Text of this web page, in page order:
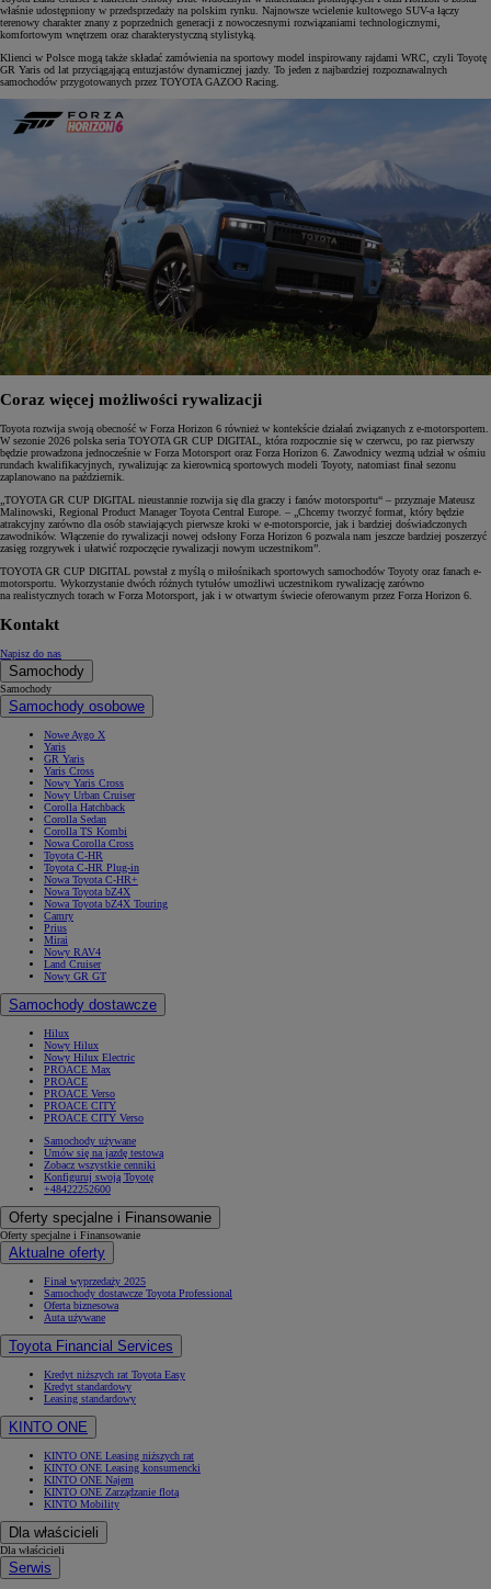
właśnie udostępniony w przedsprzedaży na polskim rynku. Najnowsze wcielenie kultowego SUV-a łączy
terenowy charakter znany z poprzednich generacji z nowoczesnymi rozwiązaniami technologicznymi,
komfortowym wnętrzem oraz charakterystyczną stylistyką.
Klienci w Polsce mogą także składać zamówienia na sportowy model inspirowany rajdami WRC, czyli Toyotę
GR Yaris od lat przyciągającą entuzjastów dynamicznej jazdy. To jeden z najbardziej rozpoznawalnych
samochodów przygotowanych przez TOYOTA GAZOO Racing.
Coraz więcej możliwości rywalizacji
Toyota rozwija swoją obecność w Forza Horizon 6 również w kontekście działań związanych z e-motorsportem.
W sezonie 2026 polska seria TOYOTA GR CUP DIGITAL, która rozpocznie się w czerwcu, po raz pierwszy
będzie prowadzona jednocześnie w Forza Motorsport oraz Forza Horizon 6. Zawodnicy wezmą udział w ośmiu
rundach kwalifikacyjnych, rywalizując za kierownicą sportowych modeli Toyoty, natomiast finał sezonu
zaplanowano na październik.
„TOYOTA GR CUP DIGITAL nieustannie rozwija się dla graczy i fanów motorsportu“ – przyznaje Mateusz
Malinowski, Regional Product Manager Toyota Central Europe. – „Chcemy tworzyć format, który będzie
atrakcyjny zarówno dla osób stawiających pierwsze kroki w e-motorsporcie, jak i bardziej doświadczonych
zawodników. Włączenie do rywalizacji nowej odsłony Forza Horizon 6 pozwala nam jeszcze bardziej poszerzyć
zasięg rozgrywek i ułatwić rozpoczęcie rywalizacji nowym uczestnikom”.
TOYOTA GR CUP DIGITAL powstał z myślą o miłośnikach sportowych samochodów Toyoty oraz fanach e-
motorsportu. Wykorzystanie dwóch różnych tytułów umożliwi uczestnikom rywalizację zarówno
na realistycznych torach w Forza Motorsport, jak i w otwartym świecie oferowanym przez Forza Horizon 6.
Kontakt
Napisz do nas
Samochody
Samochody
Samochody osobowe
Nowe Aygo X
Yaris
GR Yaris
Yaris Cross
Nowy Yaris Cross
Nowy Urban Cruiser
Corolla Hatchback
Corolla Sedan
Corolla TS Kombi
Nowa Corolla Cross
Toyota C-HR
Toyota C-HR Plug-in
Nowa Toyota C-HR+
Nowa Toyota bZ4X
Nowa Toyota bZ4X Touring
Camry
Prius
Mirai
Nowy RAV4
Land Cruiser
Nowy GR GT
Samochody dostawcze
Hilux
Nowy Hilux
Nowy Hilux Electric
PROACE Max
PROACE
PROACE Verso
PROACE CITY
PROACE CITY Verso
Samochody używane
Umów się na jazdę testową
Zobacz wszystkie cenniki
Konfiguruj swoją Toyotę
+48422252600
Oferty specjalne i Finansowanie
Oferty specjalne i Finansowanie
Aktualne oferty
Finał wyprzedaży 2025
Samochody dostawcze Toyota Professional
Oferta biznesowa
Auta używane
Toyota Financial Services
Kredyt niższych rat Toyota Easy
Kredyt standardowy
Leasing standardowy
KINTO ONE
KINTO ONE Leasing niższych rat
KINTO ONE Leasing konsumencki
KINTO ONE Najem
KINTO ONE Zarządzanie flotą
KINTO Mobility
Dla właścicieli
Dla właścicieli
Serwis